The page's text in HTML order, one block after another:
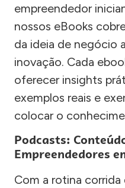
empreendedor
nossos eBooks
da ideia de negócio
inovação. Cada
oferecer insights
exemplos reais e
colocar o
Podcasts:
Empreendedores
Com a rotina